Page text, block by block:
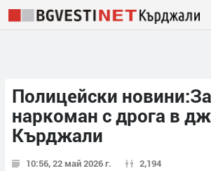
Полицейски
наркоман с дрога в
Кърджали
10:56, 22 май 2026 г. 2,194